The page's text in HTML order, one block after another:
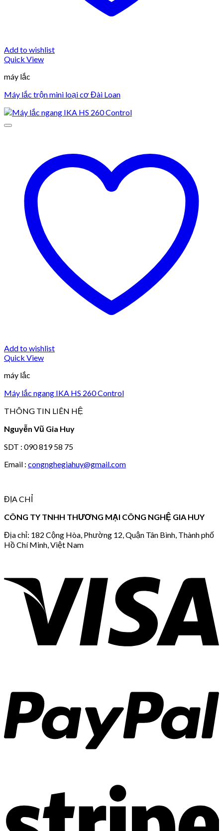
Add to wishlist
Quick View
máy lắc
Máy lắc trộn mini loại cơ Đài Loan
Add to wishlist
Quick View
máy lắc
Máy lắc ngang IKA HS 260 Control
THÔNG TIN LIÊN HỆ
Nguyễn Vũ Gia Huy
SDT : 090 819 58 75
Email : congnghegiahuy@gmail.com
ĐỊA CHỈ
CÔNG TY TNHH THƯƠNG MẠI CÔNG NGHỆ GIA HUY
Địa chỉ: 182 Cộng Hòa, Phường 12, Quận Tân Bình, Thành phố
Hồ Chí Minh, Việt Nam